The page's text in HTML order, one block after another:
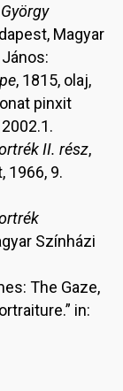
Magyar
, 1815, olaj,
pinxit
II. rész,
1966, 9.
Színházi
The Gaze,
in: